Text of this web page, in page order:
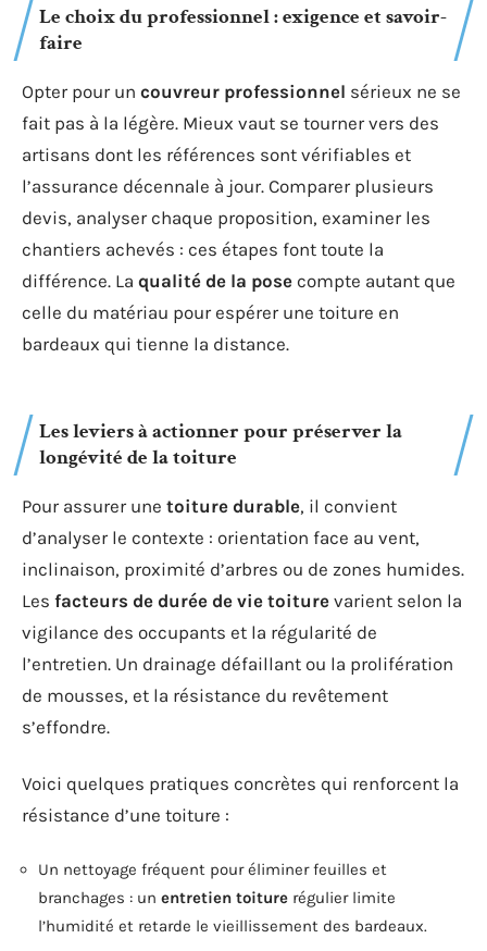
Le choix du professionnel : exigence et savoir-
faire
Opter pour un couvreur professionnel sérieux ne se
fait pas à la légère. Mieux vaut se tourner vers des
artisans dont les références sont vérifiables et
l’assurance décennale à jour. Comparer plusieurs
devis, analyser chaque proposition, examiner les
chantiers achevés : ces étapes font toute la
différence. La qualité de la pose compte autant que
celle du matériau pour espérer une toiture en
bardeaux qui tienne la distance.
Les leviers à actionner pour préserver la
longévité de la toiture
Pour assurer une toiture durable, il convient
d’analyser le contexte : orientation face au vent,
inclinaison, proximité d’arbres ou de zones humides.
Les facteurs de durée de vie toiture varient selon la
vigilance des occupants et la régularité de
l’entretien. Un drainage défaillant ou la prolifération
de mousses, et la résistance du revêtement
s’effondre.
Voici quelques pratiques concrètes qui renforcent la
résistance d’une toiture :
Un nettoyage fréquent pour éliminer feuilles et
branchages : un entretien toiture régulier limite
l’humidité et retarde le vieillissement des bardeaux.